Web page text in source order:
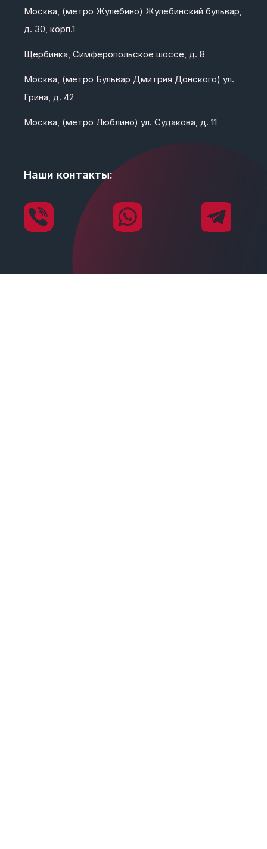
Москва, (метро Жулебино) Жулебинский бульвар,
д. 30, корп.1
Щербинка, Симферопольское шоссе, д. 8
Москва, (метро Бульвар Дмитрия Донского) ул.
Грина, д. 42
Москва, (метро Люблино) ул. Судакова, д. 11
Наши контакты: